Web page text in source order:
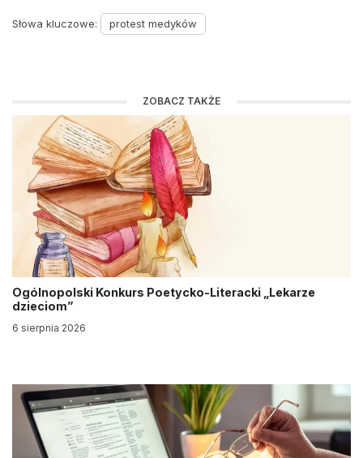
Słowa kluczowe: protest medyków
ZOBACZ TAKŻE
Ogólnopolski Konkurs Poetycko-Literacki „Lekarze
dzieciom”
6 sierpnia 2026